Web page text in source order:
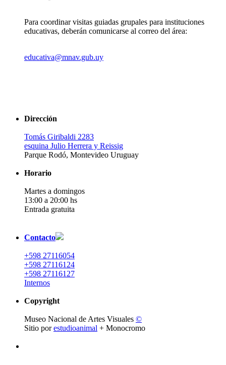
Para coordinar visitas guiadas grupales para instituciones
educativas, deberán comunicarse al correo del área:
educativa@mnav.gub.uy
Dirección
Tomás Giribaldi 2283
esquina Julio Herrera y Reissig
Parque Rodó, Montevideo Uruguay
Horario
Martes a domingos
13:00 a 20:00 hs
Entrada gratuita
Contacto
+598 27116054
+598 27116124
+598 27116127
Internos
Copyright
Museo Nacional de Artes Visuales ©
Sitio porestudioanimal + Monocromo